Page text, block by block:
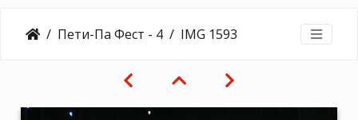
Пети-Па Фест - 4 IMG 1593